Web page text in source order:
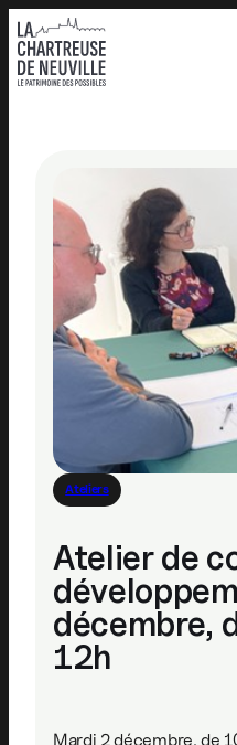
Atelier de
décembre,
12h
Mardi 2 décembre, de
Ateliers
Panneau de gestion des